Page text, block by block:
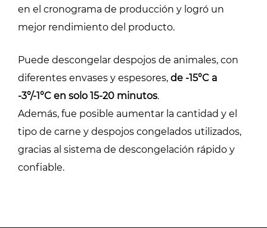
en el cronograma de producción y logró un
mejor rendimiento del producto.
Puede descongelar despojos de animales, con
diferentes envases y espesores, de -15°C a
-3°/-1°C en solo 15-20 minutos.
Además, fue posible aumentar la cantidad y el
tipo de carne y despojos congelados utilizados,
gracias al sistema de descongelación rápido y
confiable.